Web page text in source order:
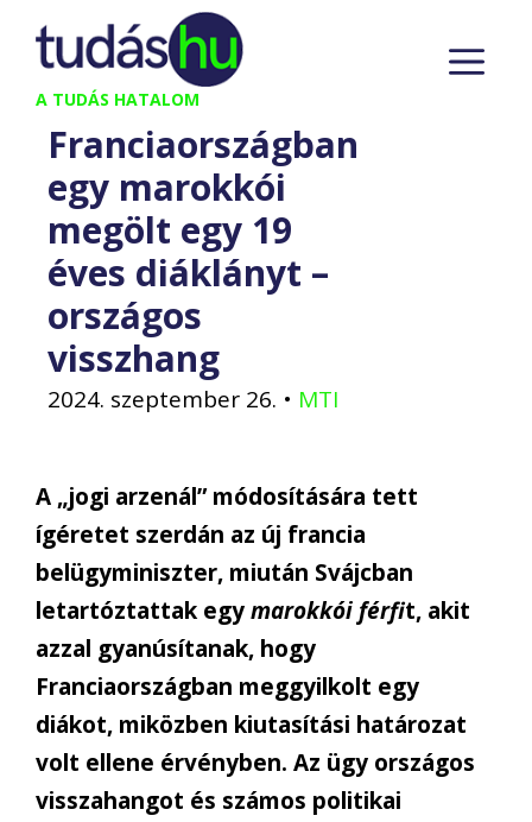
Kilépés
tartalomba
A TUDÁS HATALOM
Franciaországban
egy marokkói
megölt egy 19
éves diáklányt –
országos
visszhang
2024. szeptember 26. • MTI
A „jogi arzenál” módosítására tett
ígéretet szerdán az új francia
belügyminiszter, miután Svájcban
letartóztattak egymarokkói férfit, akit
azzal gyanúsítanak, hogy
Franciaországban meggyilkolt egy
diákot, miközben kiutasítási határozat
volt ellene érvényben. Az ügy országos
visszahangot és számos politikai